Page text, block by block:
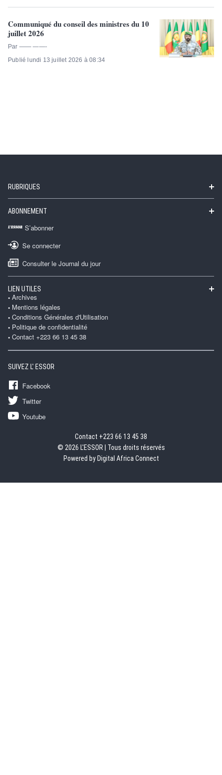
Communiqué du conseil des ministres du 10
juillet 2026
Par —— ——-
Publié lundi 13 juillet 2026 à 08:34
RUBRIQUES
ABONNEMENT
S’abonner
Se connecter
Consulter le Journal du jour
LIEN UTILES
Archives
Mentions légales
Conditions Générales d'Utilisation
Politique de confidentialité
Contact +223 66 13 45 38
SUIVEZ L' ESSOR
Facebook
Twitter
Youtube
Contact +223 66 13 45 38
© 2026 L'ESSOR | Tous droits réservés
Powered by Digital Africa Connect